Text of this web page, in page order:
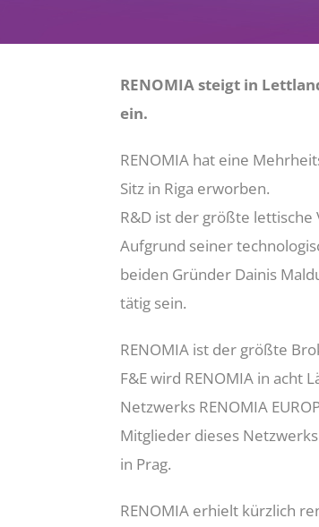
RENOMIA steigt in
ein.
RENOMIA hat eine
Sitz in Riga erworben.
R&D ist der größte
Aufgrund seiner
beiden Gründer Dainis
tätig sein.
RENOMIA ist der größte
F&E wird RENOMIA in acht
Netzwerks RENOMIA
Mitglieder dieses
in Prag.
RENOMIA erhielt kürzlich